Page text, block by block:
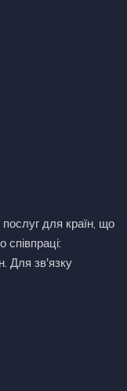
для країн, що
співпраці:
Для зв'язку